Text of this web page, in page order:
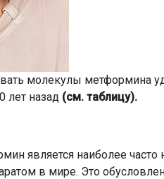
молекулы метформина
лет назад (см. таблицу).
является наиболее
в мире. Это